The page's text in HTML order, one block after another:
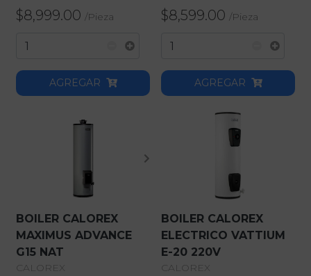
$8,999.00 /Pieza
AGREGAR
$8,599.00 /Pieza
AGREGAR
BOILER CALOREX
MAXIMUS ADVANCE
G15 NAT
CALOREX
BOILER CALOREX
ELECTRICO VATTIUM
E-20 220V
CALOREX